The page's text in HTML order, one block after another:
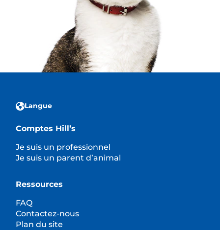
Langue
Comptes Hill’s
Je suis un professionnel
Je suis un parent d’animal
Ressources
FAQ
Contactez-nous
Plan du site